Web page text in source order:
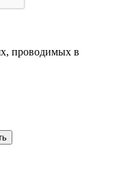
проводимых в